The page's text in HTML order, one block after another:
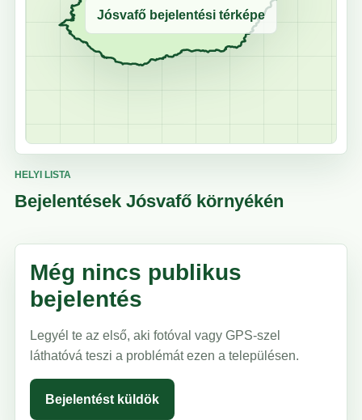
Jósvafő bejelentési térképe
HELYI LISTA
Bejelentések Jósvafő környékén
Még nincs publikus
bejelentés
Legyél te az első, aki fotóval vagy GPS-szel
láthatóvá teszi a problémát ezen a településen.
Bejelentést küldök